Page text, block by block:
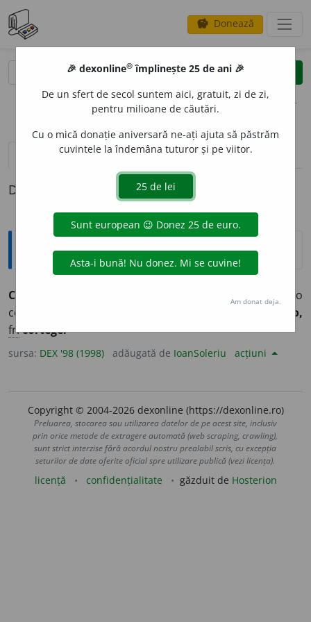
savings Donează
clear
opțiuni
definiții (1) pronunțievolume_up (12)
Definiția cu ID-ul 39137:
Explicative DEX
CORT
Șir de persoane care însoțesc o
ceremonie; convoi. ♦
corteggio,
fr.cortège.
sursa: DEX '98 (1998) adăugată de IoanSoleriu acțiuni
Copyright © 2004-2026 dexonline (https://dexonline.ro)
Preluarea, stocarea sau utilizarea datelor de pe acest site, inclusiv
prin orice metode de extragere automată (web scraping, crawling),
sunt strict interzise fără acordul nostru prealabil scris, cu excepția
seturilor de date oferite oficial spre utilizare publică (vezi licența).
licență confidențialitate găzduit de Hosterion
🎉 dexonline® împlinește 25 de ani 🎉
De un sfert de secol suntem aici, gratuit, zi de zi,
pentru milioane de căutări.
Cu o mică donație aniversară ne-ați ajuta să păstrăm
cuvintele la îndemâna tuturor și pe viitor.
Am donat deja.